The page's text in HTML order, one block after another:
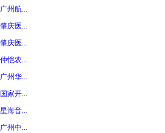
广州航...
肇庆医...
肇庆医...
仲恺农...
广州华...
国家开...
星海音...
广州中...